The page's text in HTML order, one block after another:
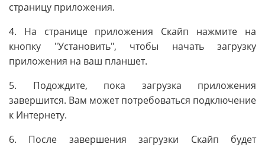
страницу приложения.
4. На странице приложения Скайп нажмите на
кнопку "Установить", чтобы начать загрузку
приложения на ваш планшет.
5. Подождите, пока загрузка приложения
завершится. Вам может потребоваться подключение
к Интернету.
6. После завершения загрузки Скайп будет